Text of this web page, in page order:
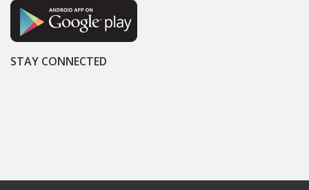
STAY CONNECTED